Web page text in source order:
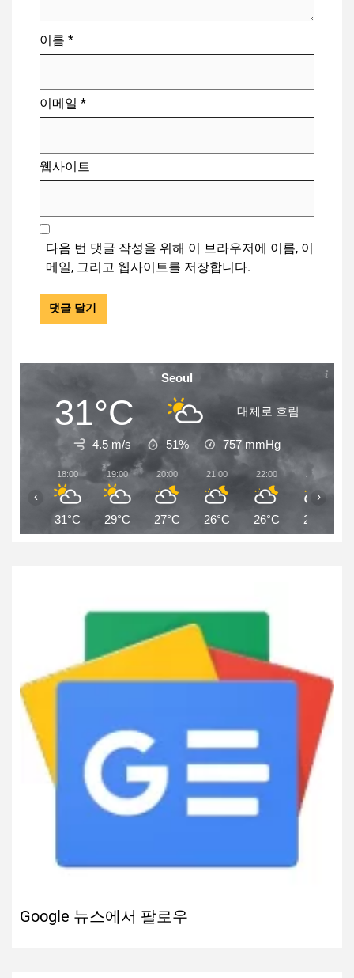
이름 *
이메일 *
웹사이트
다음 번 댓글 작성을 위해 이 브라우저에 이름, 이
메일, 그리고 웹사이트를 저장합니다.
Seoul
31°C 대체로 흐림
4.5 m/s 51% 757 mmHg
18:00
31°C
19:00
29°C
20:00
27°C
21:00
26°C
22:00
26°C
23:00
25°C
‹ ›
Google 뉴스에서 팔로우